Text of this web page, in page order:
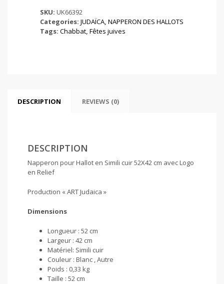
Simili
cuir
52X42
SKU: UK66392
Categories: JUDAÏCA, NAPPERON DES HALLOTS
Tags: Chabbat, Fêtes juives
DESCRIPTION REVIEWS (0)
DESCRIPTION
Napperon pour Hallot en Simili cuir 52X42 cm avec Logo
en Relief
Production « ART Judaica »
Dimensions
Longueur : 52 cm
Largeur : 42 cm
Matériel: Simili cuir
Couleur : Blanc , Autre
Poids : 0,33 kg
Taille : 52 cm